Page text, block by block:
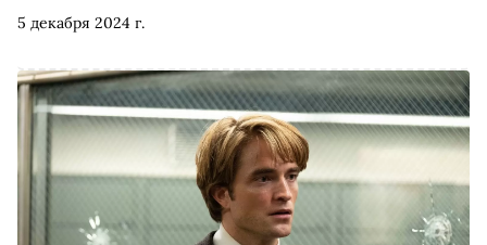
5 декабря 2024 г.
триллеров — каждый фильм отражает особенности
декабря в российских кинотеатрах можно увидеть
напряженную психологическую драму «Арман» с Ренате
Реинсве в главной роли. К выходу ленты в прокат «Сноб»
подготовил подборку скандинавских фильмов, которые
стоит увидеть каждому любителю качественного кино